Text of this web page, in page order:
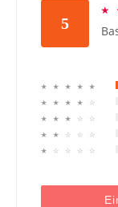
5
☆
☆ ☆ ☆ ☆ ☆
☆ ☆ ☆ ☆ ☆
☆ ☆ ☆ ☆ ☆
☆ ☆ ☆ ☆ ☆
☆ ☆ ☆ ☆ ☆